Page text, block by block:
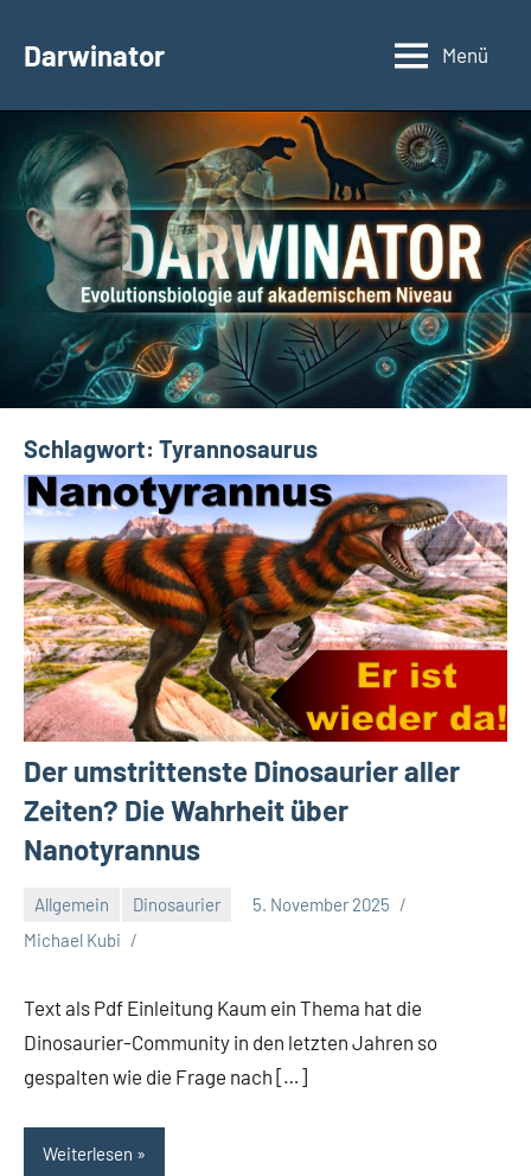
InhaltDarwinator
Evolutionsbiologie
Menü
Schlagwort: Tyrannosaurus
Der umstrittenste Dinosaurier aller
Zeiten? Die Wahrheit über
Nanotyrannus
Allgemein Dinosaurier
5. November 2025
Michael Kubi
Text als Pdf Einleitung Kaum ein Thema hat die
Dinosaurier-Community in den letzten Jahren so
gespalten wie die Frage nach […]
Weiterlesen